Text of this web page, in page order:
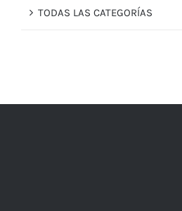
TODAS LAS CATEGORÍAS